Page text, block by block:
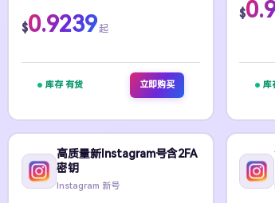
$0.9239起
库存 有货 立即购买
$
库
高质量新Instagram号含2FA
密钥
Instagram 新号